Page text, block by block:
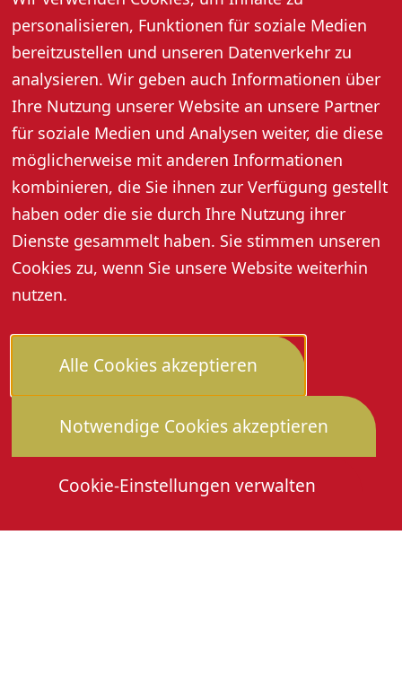
personalisieren, Funktionen für soziale Medien
bereitzustellen und unseren Datenverkehr zu
analysieren. Wir geben auch Informationen über
Ihre Nutzung unserer Website an unsere Partner
für soziale Medien und Analysen weiter, die diese
möglicherweise mit anderen Informationen
kombinieren, die Sie ihnen zur Verfügung gestellt
haben oder die sie durch Ihre Nutzung ihrer
Dienste gesammelt haben. Sie stimmen unseren
Cookies zu, wenn Sie unsere Website weiterhin
nutzen.
Alle Cookies akzeptieren
Notwendige Cookies akzeptieren
Cookie-Einstellungen verwalten
Künstlerin. In ihrem Atelier am Kirchplatz entstehen
Glasbilder, Wappenscheiben und Glasfenster für
Wohnhäuser, Kirchen und Kapellen. Bei der Führung
durch ihr Atelier erklärt sie den aufwändigen
Herstellungsprozess einer Glasmalerei.
Preis pro Person: 5,Euro
Anmeldung erforderlich: Tel. 07802 90234